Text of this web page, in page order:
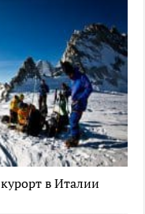
в Италии